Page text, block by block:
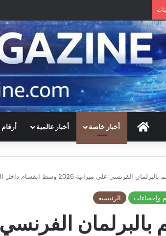
HOMEأخبار خاصة أخبار عالمية
الفرنسي على ميزانية 2026 وسط انقسام داخل الحكومة
وإحصاءات الرئيسية
الفرنسي